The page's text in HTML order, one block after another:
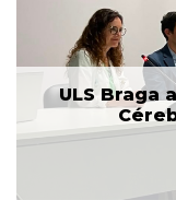
ULS Braga